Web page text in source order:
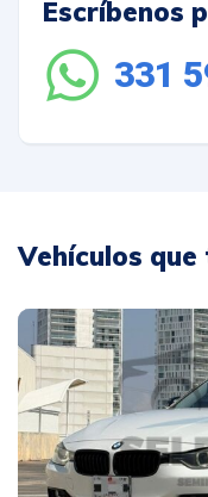
Escríbenos
331
Vehículos